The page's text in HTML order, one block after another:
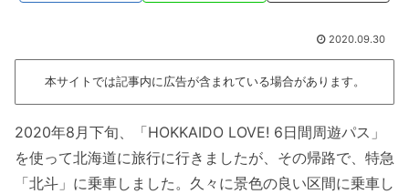
2020.09.30
本サイトでは記事内に広告が含まれている場合があります。
2020年8月下旬、「HOKKAIDO LOVE! 6日間周遊パス」
を使って北海道に旅行に行きましたが、その帰路で、特急
「北斗」に乗車しました。久々に景色の良い区間に乗車し